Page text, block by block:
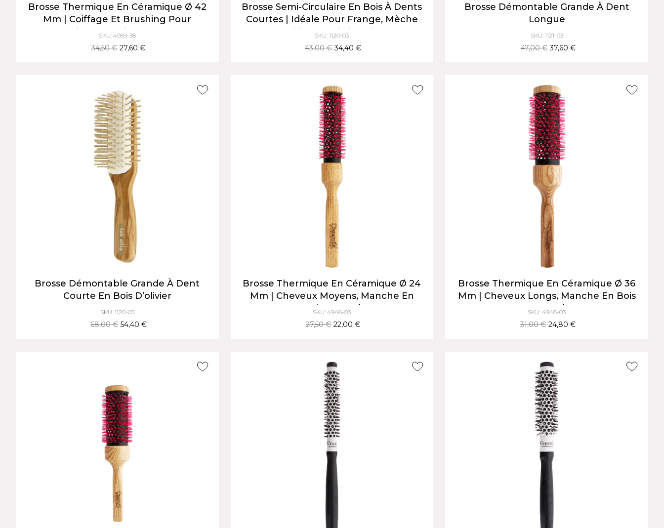
Brosse Thermique En Céramique Ø 42
Mm | Coiffage Et Brushing Pour
Cheveux Très Longs
SKU: 4959-38
34,50 € 27,60 €
Brosse Semi-Circulaire En Bois À Dents
Courtes | Idéale Pour Frange, Mèche
Et Brushing Au Sèche-Cheveux
SKU: 1120-03
43,00 € 34,40 €
Brosse Démontable Grande À Dent
Longue
SKU: 1121-03
47,00 € 37,60 €
Brosse Démontable Grande À Dent
Courte En Bois D’olivier
SKU: 1120-05
68,00 € 54,40 €
Brosse Thermique En Céramique Ø 24
Mm | Cheveux Moyens, Manche En
Bois Naturel
SKU: 4946-03
27,50 € 22,00 €
Brosse Thermique En Céramique Ø 36
Mm | Cheveux Longs, Manche En Bois
Naturel
SKU: 4948-03
31,00 € 24,80 €